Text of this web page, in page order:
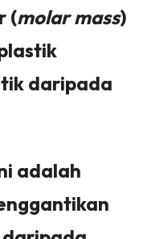
(molar mass)
daripada
adalah